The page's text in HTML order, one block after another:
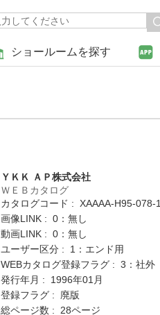
ショールームを探す
ＹＫＫ ＡＰ株式会社
ＷＥＢカタログ
カタログコード : XAAAA-H95-078-1
画像LINK : 0：無し
動画LINK : 0：無し
ユーザー区分 : 1：エンド用
WEBカタログ登録フラグ : 3：社外
発行年月 : 1996年01月
登録フラグ : 廃版
総ページ数 : 28ページ